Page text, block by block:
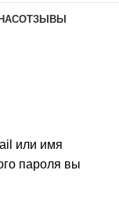
ОТЗЫВЫ
или имя
пароля вы